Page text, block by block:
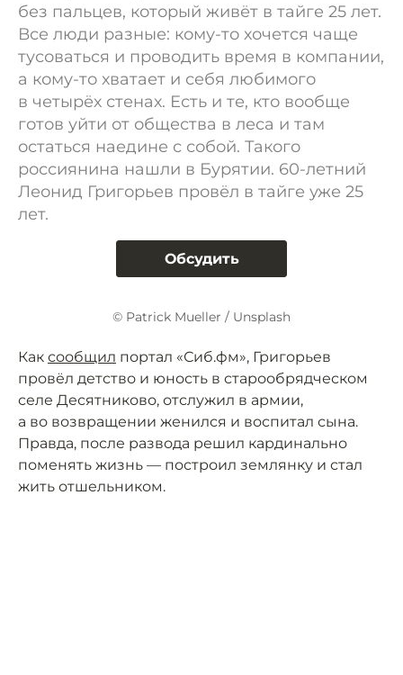
без пальцев, который живёт в тайге 25 лет.
Все люди разные: кому-то хочется чаще
тусоваться и проводить время в компании,
а кому-то хватает и себя любимого
в четырёх стенах. Есть и те, кто вообще
готов уйти от общества в леса и там
остаться наедине с собой. Такого
россиянина нашли в Бурятии. 60-летний
Леонид Григорьев провёл в тайге уже 25
лет.
Обсудить
© Patrick Mueller / Unsplash
Как сообщил портал «Сиб.фм», Григорьев
провёл детство и юность в старообрядческом
селе Десятниково, отслужил в армии,
а во возвращении женился и воспитал сына.
Правда, после развода решил кардинально
поменять жизнь — построил землянку и стал
жить отшельником.